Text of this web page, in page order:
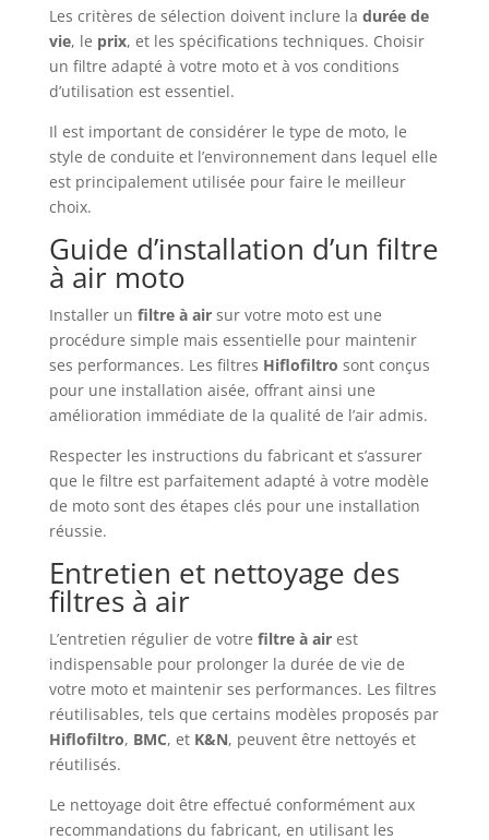
Les critères de sélection doivent inclure la durée de
vie, le prix, et les spécifications techniques. Choisir
un filtre adapté à votre moto et à vos conditions
d’utilisation est essentiel.
Il est important de considérer le type de moto, le
style de conduite et l’environnement dans lequel elle
est principalement utilisée pour faire le meilleur
choix.
Guide d’installation d’un filtre
à air moto
Installer un filtre à airsur votre moto est une
procédure simple mais essentielle pour maintenir
ses performances. Les filtres Hiflofiltro sont conçus
pour une installation aisée, offrant ainsi une
amélioration immédiate de la qualité de l’air admis.
Respecter les instructions du fabricant et s’assurer
que le filtre est parfaitement adapté à votre modèle
de moto sont des étapes clés pour une installation
réussie.
Entretien et nettoyage des
filtres à air
L’entretien régulier de votre filtre à airest
indispensable pour prolonger la durée de vie de
votre moto et maintenir ses performances. Les filtres
réutilisables, tels que certains modèles proposés par
Hiflofiltro, BMC, et K&N, peuvent être nettoyés et
réutilisés.
Le nettoyage doit être effectué conformément aux
recommandations du fabricant, en utilisant les